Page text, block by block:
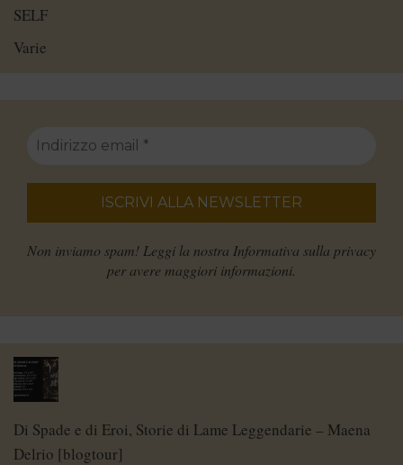
SELF
Varie
Non inviamo spam! Leggi la nostra Informativa sulla privacy
per avere maggiori informazioni.
Di Spade e di Eroi, Storie di Lame Leggendarie – Maena
Delrio [blogtour]